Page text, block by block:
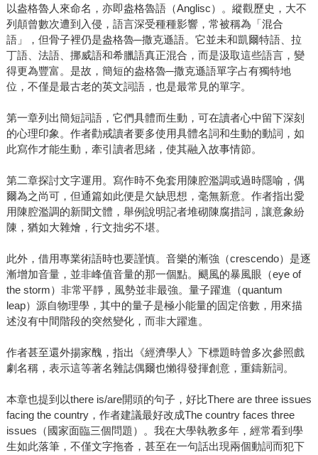
以盎格魯人來命名，亦即盎格魯語（Anglisc）。縱觀歷史，大不
列顛曾數次遭到入侵，語言深受種種影響，常被稱為「混合
語」，但骨子裡仍是盎格魯─撒克遜語。它並未和凱爾特語、拉
丁語、法語、挪威語和希臘語真正混合，而是汲取這些語言，變
得更為豐富。是故，簡短的盎格魯─撒克遜語單字占有獨特地
位，不僅是最古老的英文詞語，也是最常見的單字。
第一章列出簡短詞語，它們具體而生動，可在讀者心中留下深刻
的心理印象。作者勸戒讀者要多使用具體名詞和生動的動詞，如
此寫作才能生動，牽引讀者思緒，使其融入故事情節。
第二章探討文字運用。寫作時不免套用陳腔濫調或過時隱喻，偶
爾為之尚可，但通篇如此便是欠缺思想，毫無新意。作者指出愛
用陳腔濫調的新聞文體，舉例說明記者堆砌陳腐措詞，讓意象紛
陳，猶如大雜燴，行文拙劣不堪。
此外，借用專業術語時也要謹慎。音樂的漸強（crescendo）是逐
漸增加音量，並非峰值音量的那一個點。颶風的暴風眼（eye of
the storm）非常平靜，風勢並非最強。量子躍進（quantum
leap）源自物理學，其中的量子是極小能量的固定倍數，用來描
述沒有中間階段的突然變化，而非大躍進。
作者甚至還外揚家醜，指出《經濟學人》下標題時曾多次參照戲
劇名稱，表示這等著名雜誌偶爾也懶得發揮創意，重鑄新詞。
本章也提到以there is/are開頭的句子，好比There are three issues
facing the country，作者建議最好改成The country faces three
issues（國家面臨三個問題）。我在大學執教多年，經常看到學
生如此落筆，不僅文字拖沓，甚至在一句話出現兩個動詞而犯下